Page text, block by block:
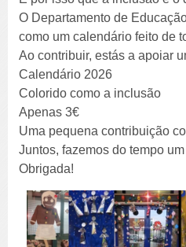
O Departamento de
como um calendário feito de
Ao contribuir, estás a apoiar
Calendário 2026
Colorido como a inclusão
Apenas 3€
Uma pequena contribuição
Juntos, fazemos do tempo
Obrigada!